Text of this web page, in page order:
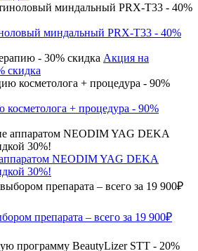
миндальный PRX-T33 - 40%
Акция на
скидка
косметолога + процедура - 90%
NEODIM YAG DEKA
30%!
препарата – всего за 19 900₽